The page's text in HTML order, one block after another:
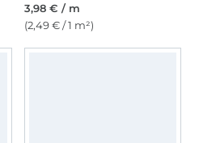
3,98 € / m
(2,49 € / 1 m²)